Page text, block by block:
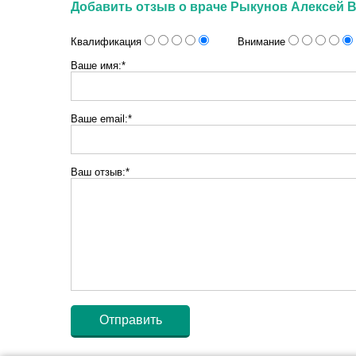
Добавить отзыв о враче Рыкунов Алексей
Квалификация Внимание
Ваше имя:*
Ваше email:*
Ваш отзыв:*